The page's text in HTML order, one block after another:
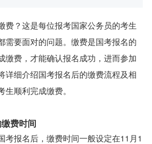
费？这是每位报考国家公务员的考生
需要面对的问题。缴费是国考报名的
缴费，才能确认报名成功，进而参加
详细介绍国考报名后的缴费流程及相
顺利完成缴费。
费时间
考报名后，缴费时间一般设定在11月1